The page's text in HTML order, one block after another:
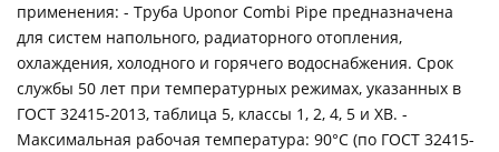
применения: - Труба Uponor Combi Pipe предназначена
для систем напольного, радиаторного отопления,
охлаждения, холодного и горячего водоснабжения. Срок
службы 50 лет при температурных режимах, указанных в
ГОСТ 32415-2013, таблица 5, классы 1, 2, 4, 5 и ХВ. -
Максимальная рабочая температура: 90°C (по ГОСТ 32415-